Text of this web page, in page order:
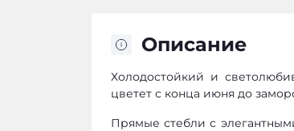
Описание
Холодостойкий и
цветет с конца июня до
Прямые стебли с